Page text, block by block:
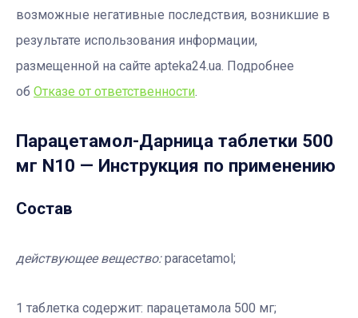
возможные негативные последствия, возникшие в
результате использования информации,
размещенной на сайте apteka24.ua. Подробнее
об Отказе от ответственности.
Парацетамол-Дарница таблетки 500
мг N10 — Инструкция по применению
Состав
действующее вещество:paracetamol;
1 таблетка содержит: парацетамола 500 мг;